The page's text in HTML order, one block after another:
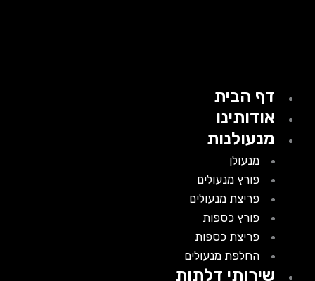
דף הבית
אודותינו
מנעולנות
מנעולן
פורץ מנעולים
פריצת מנעולים
פורץ כספות
פריצת כספות
החלפת מנעולים
שירותי דלתות